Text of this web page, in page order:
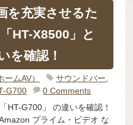
を充実させるた
HT-X8500」と
を確認！
ームAV） サウンドバー
G700
0 Comments
HT-G700」 の違いを確認！
プライム・ビデオ な